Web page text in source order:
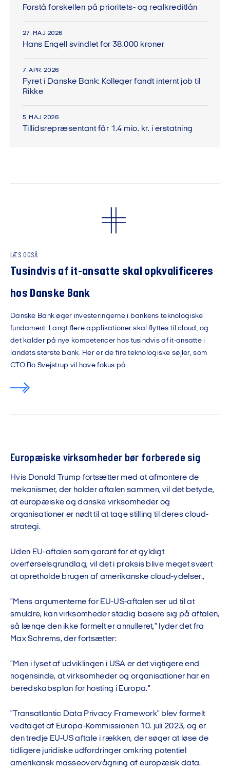
Forstå forskellen på prioritets- og realkreditlån
27. MAJ 2026
Hans Engell svindlet for 38.000 kroner
7. APR. 2026
Fyret i Danske Bank: Kolleger fandt internt job til
Rikke
5. MAJ 2026
Tillidsrepræsentant får 1.4 mio. kr. i erstatning
LÆS OGSÅ
Tusindvis af it-ansatte skal opkvalificeres
hos Danske Bank
Danske Bank øger investeringerne i bankens teknologiske
fundament. Langt flere applikationer skal flyttes til cloud, og
det kalder på nye kompetencer hos tusindvis af it-ansatte i
landets største bank. Her er de fire teknologiske søjler, som
CTO Bo Svejstrup vil have fokus på.
Europæiske virksomheder bør forberede sig
Hvis Donald Trump fortsætter med at afmontere de
mekanismer, der holder aftalen sammen, vil det betyde,
at europæiske og danske virksomheder og
organisationer er nødt til at tage stilling til deres cloud-
strategi.
Uden EU-aftalen som garant for et gyldigt
overførselsgrundlag, vil det i praksis blive meget svært
at opretholde brugen af amerikanske cloud-ydelser.,
"Mens argumenterne for EU-US-aftalen ser ud til at
smuldre, kan virksomheder stadig basere sig på aftalen,
så længe den ikke formelt er annulleret," lyder det fra
Max Schrems, der fortsætter:
"Men i lyset af udviklingen i USA er det vigtigere end
nogensinde, at virksomheder og organisationer har en
beredskabsplan for hosting i Europa."
"Transatlantic Data Privacy Framework" blev formelt
vedtaget af Europa-Kommissionen 10. juli 2023, og er
den tredje EU-US aftale i rækken, der søger at løse de
tidligere juridiske udfordringer omkring potentiel
amerikansk masseovervågning af europæisk data.